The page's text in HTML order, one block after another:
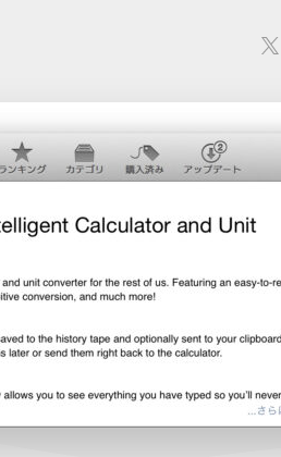
ウェアラブル スマートホーム 車・バイク